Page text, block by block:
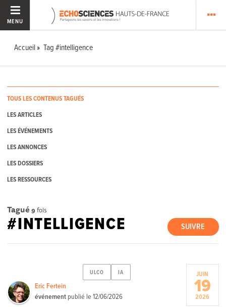
MENU
Accueil Tag #intelligence
TOUS LES CONTENUS TAGUÉS
LES ARTICLES
LES ÉVÉNEMENTS
LES ANNONCES
LES DOSSIERS
LES RESSOURCES
Tagué 9 fois
SUIVRE
#INTELLIGENCE
ULCO IA
Eric Fertein
événement publié le12/06/2026
JUIN
19
2026